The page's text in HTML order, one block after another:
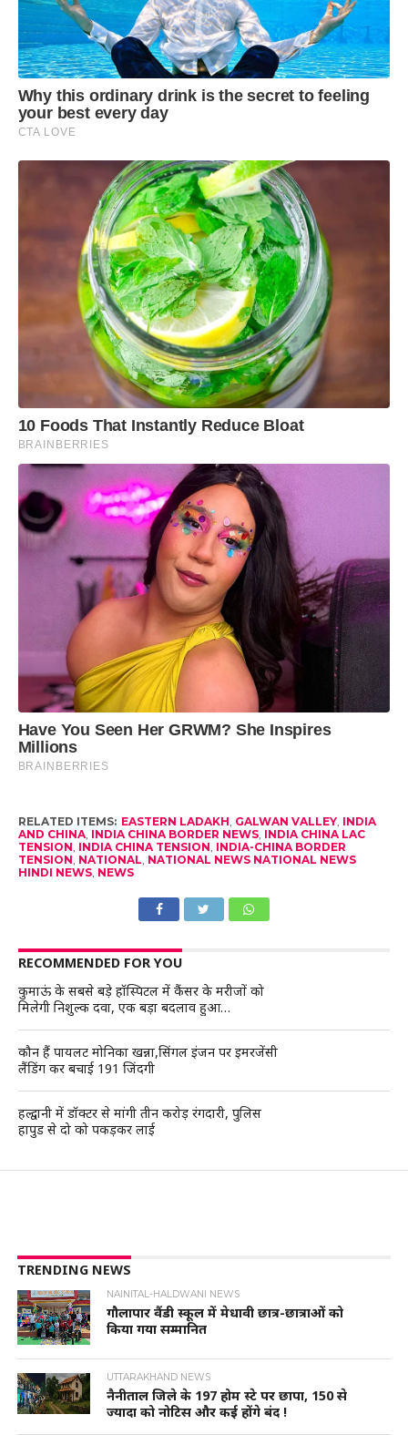
RELATED ITEMS: EASTERN LADAKH GALWAN VALLEY, INDIA
AND CHINA, INDIA CHINA BORDER NEWS, INDIA CHINA LAC
TENSION INDIA CHINA TENSION INDIA-CHINA BORDER
TENSION NATIONAL NATIONAL NEWS NATIONAL NEWS
HINDI NEWS, NEWS
RECOMMENDED FOR YOU
कुमाऊं के सबसे बड़े हॉस्पिटल में कैंसर के मरीजों को
मिलेगी निशुल्क दवा, एक बड़ा बदलाव हुआ…
कौन हैं पायलट मोनिका खन्ना,सिंगल इंजन पर इमरजेंसी
लैंडिंग कर बचाई 191 जिंदगी
हल्द्वानी में डॉक्टर से मांगी तीन करोड़ रंगदारी, पुलिस
हापुड से दो को पकड़कर लाई
TRENDING NEWS
NAINITAL-HALDWANI NEWS
गौलापार वैंडी स्कूल में मेधावी छात्र-छात्राओं को
किया गया सम्मानित
UTTARAKHAND NEWS
नैनीताल जिले के 197 होम स्टे पर छापा, 150 से
ज्यादा को नोटिस और कई होंगे बंद !